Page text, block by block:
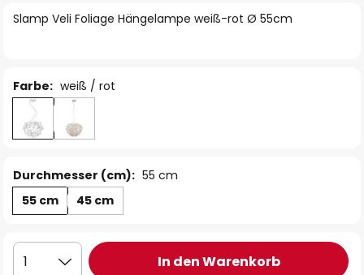
Slamp Veli Foliage Hängelampe weiß-rot Ø 55cm
Farbe: weiß / rot
Durchmesser (cm): 55 cm
55 cm
45 cm
1 In den Warenkorb